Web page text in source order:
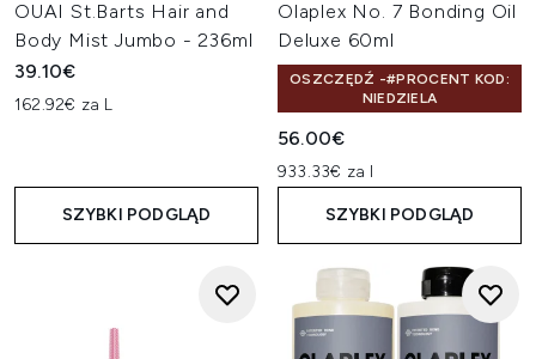
OUAI St.Barts Hair and
Body Mist Jumbo - 236ml
39.10€
162.92€ za L
SZYBKI PODGLĄD
Olaplex No. 7 Bonding Oil
Deluxe 60ml
OSZCZĘDŹ -#PROCENT KOD:
NIEDZIELA
56.00€
933.33€ za l
SZYBKI PODGLĄD